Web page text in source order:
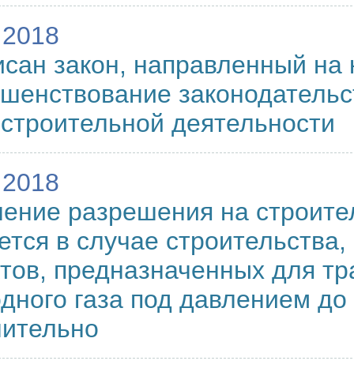
закон, направленный на
деятельности
разрешения на
в случае
предназначенных для
газа под давлением